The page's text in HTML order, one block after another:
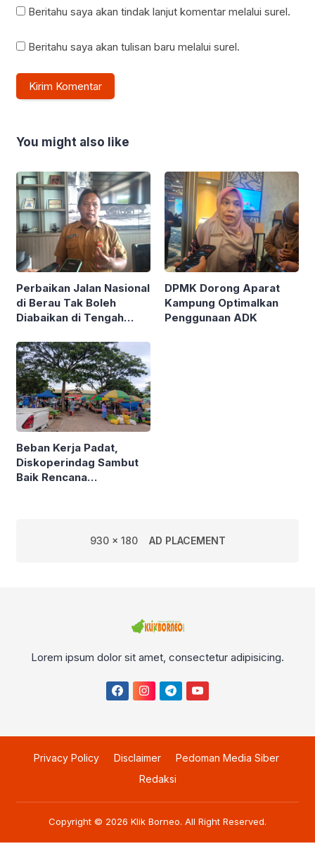
Beritahu saya akan tindak lanjut komentar melalui surel.
Beritahu saya akan tulisan baru melalui surel.
You might also like
Perbaikan Jalan Nasional
di Berau Tak Boleh
Diabaikan di Tengah
Kalimantan
DPMK Dorong Aparat
Kampung Optimalkan
Penggunaan ADK
Beban Kerja Padat,
Diskoperindag Sambut
Baik Rencana
930 x 180 AD PLACEMENT
Lorem ipsum dolor sit amet, consectetur adipisicing.
Privacy Policy Disclaimer
Pedoman Media Siber
Redaksi
Copyright © 2026 Klik Borneo. All Right Reserved.